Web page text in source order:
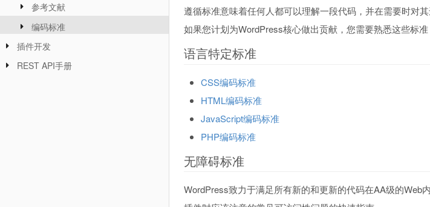
参考文献
编码标准
插件开发
REST API手册
遵循标准意味着任何人都可以理解一段代码，并在需要时对
如果您计划为WordPress核心做出贡献，您需要熟悉这些标
语言特定标准
CSS编码标准
HTML编码标准
JavaScript编码标准
PHP编码标准
无障碍标准
WordPress致力于满足所有新的和更新的代码在AA级的